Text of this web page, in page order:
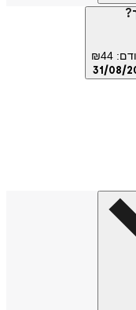
₪44
31/08/